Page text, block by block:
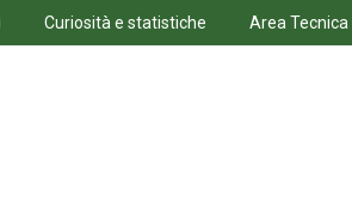
Curiosità e statistiche Area Tecnica